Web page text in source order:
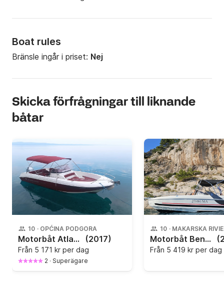
Boat rules
Bränsle ingår i priset: Nej
Skicka förfrågningar till liknande
båtar
10 · OPĆINA PODGORA
Motorbåt Atlantis Atlantic 670 open 200hk (2017)
Från 5 171 kr per dag
2 · Superägare
10 · MAKARSKA
Motorbåt Beneteau Flyer Spacedeck 7.7 250hk
Från 5 419 kr per dag